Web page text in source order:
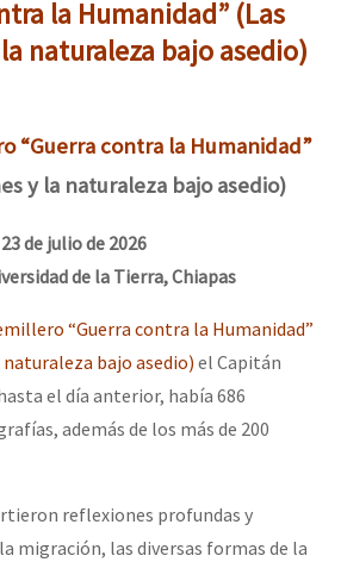
la Humanidad” (Las
naturaleza bajo asedio)
“Guerra contra la Humanidad”
y la naturaleza bajo asedio)
23 de julio de 2026
de la Tierra, Chiapas
“Guerra contra la Humanidad”
bajo asedio) el Capitán
el día anterior, había 686
además de los más de 200
reflexiones profundas y
migración, las diversas formas de la